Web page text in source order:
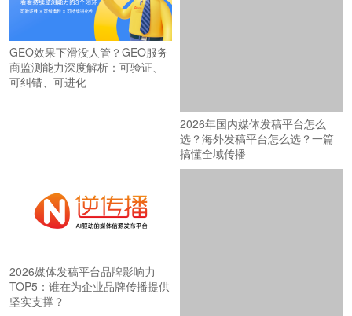
GEO效果下滑没人管？GEO服务
商监测能力深度解析：可验证、
可纠错、可进化
2026年国内媒体发稿平台怎么
选？海外发稿平台怎么选？一篇
搞懂全域传播
2026媒体发稿平台品牌影响力
TOP5：谁在为企业品牌传播提供
坚实支撑？